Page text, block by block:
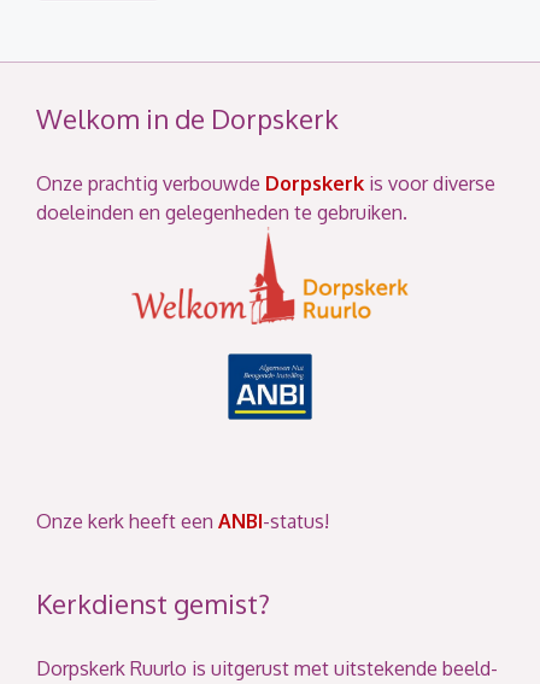
Welkom in de Dorpskerk
Onze prachtig verbouwde Dorpskerk is voor diverse
doeleinden en gelegenheden te gebruiken.
Onze kerk heeft een ANBI-status!
Kerkdienst gemist?
Dorpskerk Ruurlo is uitgerust met uitstekende beeld-